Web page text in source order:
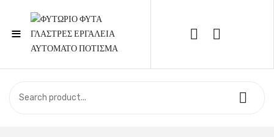
≡
Call Support: 210 6857844